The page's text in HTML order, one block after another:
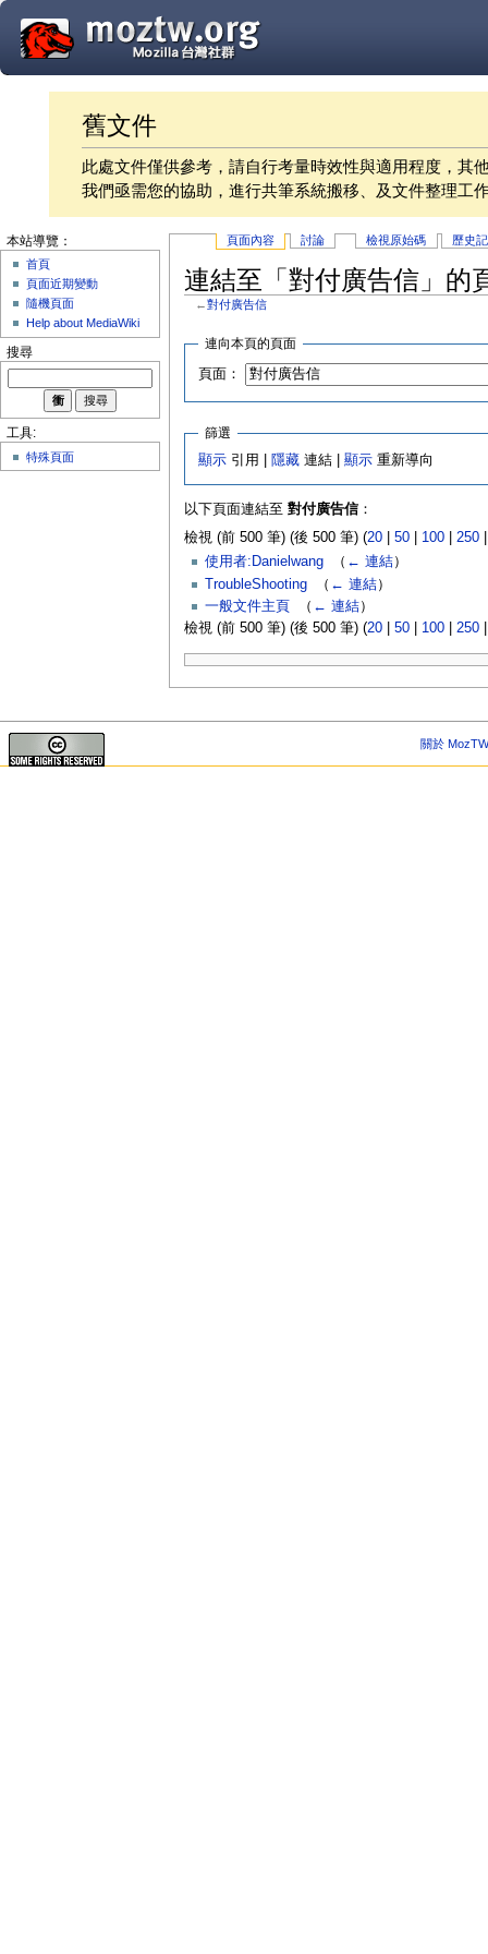
舊文件
此處文件僅供參考，請自行考量時效性與適用程度，其
我們亟需您的協助，進行共筆系統搬移、及文件整理工
頁面內容 討論 檢視原始碼 歷史
連結至「對付廣告信」的
←對付廣告信
連向本頁的頁面
頁面：
篩選
顯示 引用 | 隱藏 連結 |顯示 重新導向
以下頁面連結至 對付廣告信：
檢視 (前 500 筆) (後 500 筆) (20| 50| 100| 250
使用者:Danielwang‎ （ ← 連結）
TroubleShooting‎ （ ← 連結）
一般文件主頁‎ （ ← 連結）
檢視 (前 500 筆) (後 500 筆) (20| 50| 100| 250
本站導覽：
首頁
頁面近期變動
隨機頁面
Help about MediaWiki
搜尋
工具:
特殊頁面
關於